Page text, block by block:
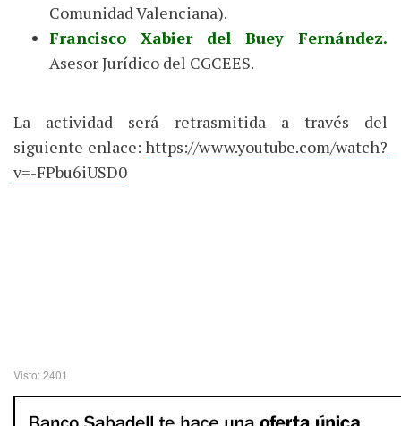
Comunidad Valenciana).
Francisco Xabier del Buey Fernández.
Asesor Jurídico del CGCEES.
La actividad será retrasmitida a través del
siguiente enlace: https://www.youtube.com/watch?
v=-FPbu6iUSD0
Visto: 2401